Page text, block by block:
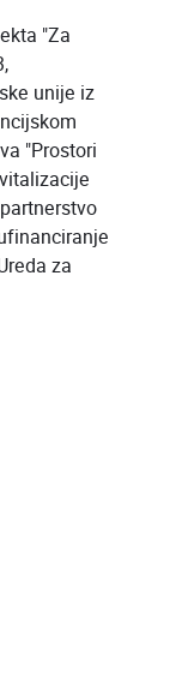
"Za
unije iz
"Prostori
za